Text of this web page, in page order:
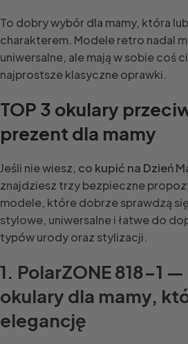
To dobry wybór dla mamy, która
charakterem. Modele retro nadal
uniwersalne, ale mają w sobie coś
najprostsze klasyczne oprawki.
TOP 3 okulary
prezent dla mamy
Jeśli nie wiesz, co kupić na Dzień
znajdziesz trzy bezpieczne
modele, które dobrze sprawdzą
stylowe, uniwersalne i łatwe do
typów urody oraz stylizacji.
1. PolarZONE 818-1
okulary dla mamy,
elegancję